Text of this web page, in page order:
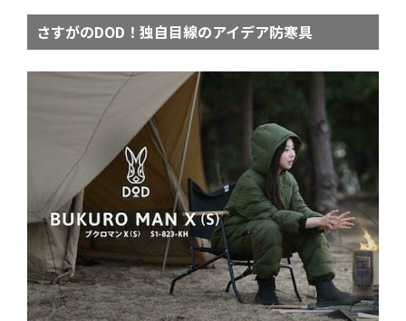
さすがのDOD！独自目線のアイデア防寒具